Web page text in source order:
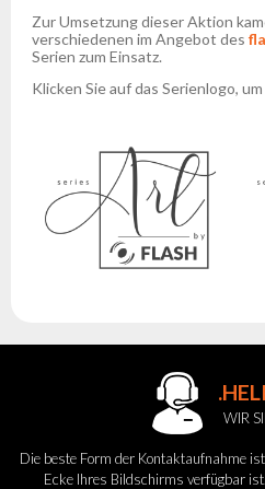
Zur Umsetzung dieser Aktion
verschiedenen im Angebot des
Serien zum Einsatz.
Klicken Sie auf das Serienlogo,
WIR
Die beste Form der Kontaktaufnahme
Ecke Ihres Bildschirms verfügbar